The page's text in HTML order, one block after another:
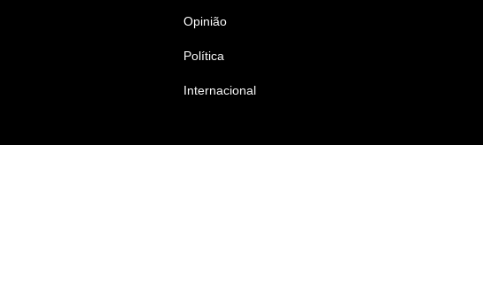
Opinião
Política
Internacional